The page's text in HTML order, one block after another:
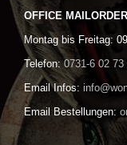
OFFICE MAILORDER
Montag bis Freitag:
Telefon: 0731-6 02 73
Email Infos:
Email Bestellungen: